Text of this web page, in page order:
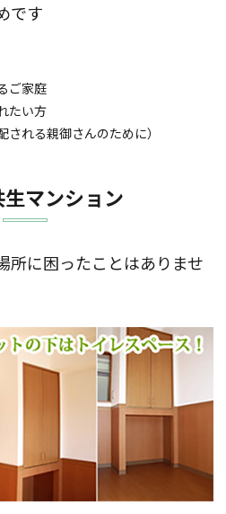
です
ご家庭
たい方
れる親御さんのために）
マンション
所に困ったことはありませ